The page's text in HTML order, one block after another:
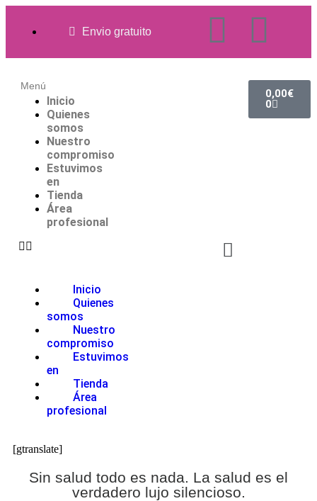
Envio gratuito
Menú
Inicio
Quienes
somos
Nuestro
compromiso
Estuvimos
en
Tienda
Área
profesional
Inicio
Quienes
somos
Nuestro
compromiso
Estuvimos
en
Tienda
Área
profesional
0,00€
0
[gtranslate]
Sin salud todo es nada. La salud es el
verdadero lujo silencioso.